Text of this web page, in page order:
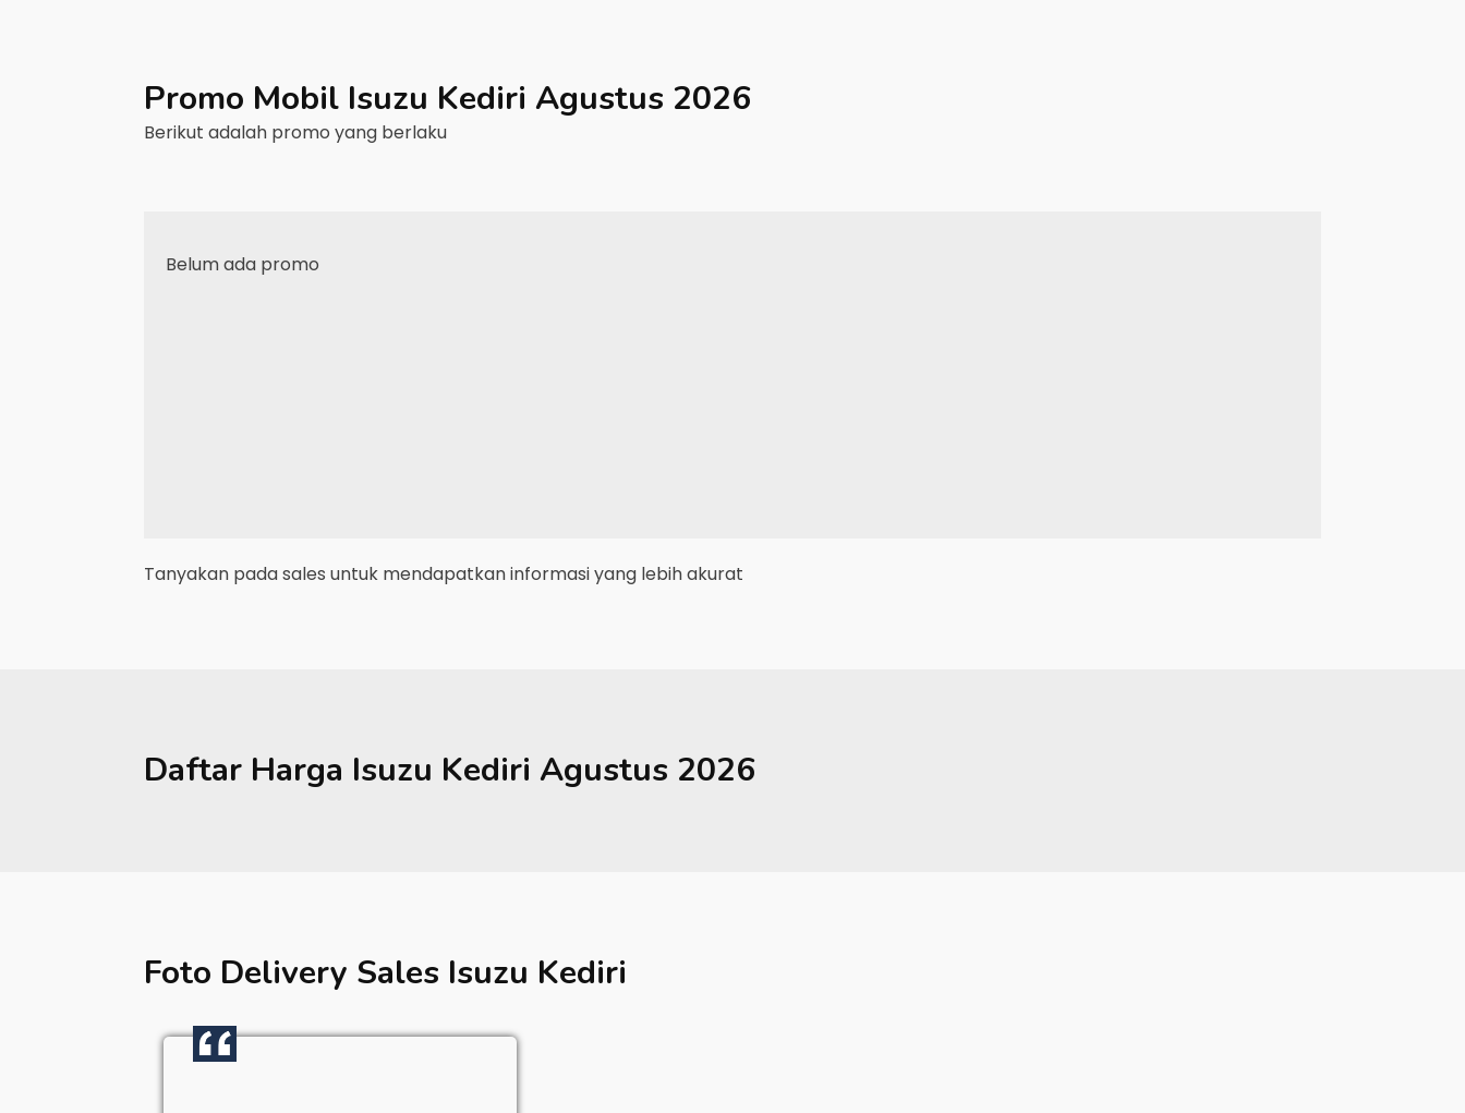
Promo Mobil Isuzu Kediri Agustus 2026
Berikut adalah promo yang berlaku
Belum ada promo
Tanyakan pada sales untuk mendapatkan informasi yang lebih akurat
Daftar Harga Isuzu Kediri Agustus 2026
Foto Delivery Sales Isuzu Kediri